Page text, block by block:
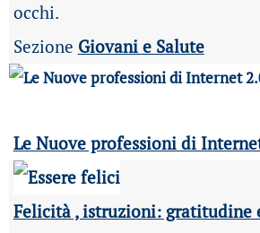
occhi.
Sezione Giovani e Salute
Le Nuove professioni di
Felicità , istruzioni: gratitudine